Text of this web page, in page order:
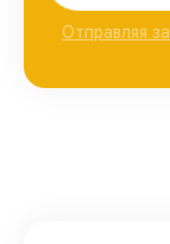
Отправляя